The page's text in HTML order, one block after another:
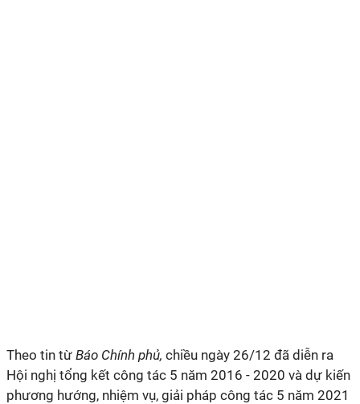
Theo tin từ Báo Chính phủ, chiều ngày 26/12 đã diễn ra
Hội nghị tổng kết công tác 5 năm 2016 - 2020 và dự kiến
phương hướng, nhiệm vụ, giải pháp công tác 5 năm 2021